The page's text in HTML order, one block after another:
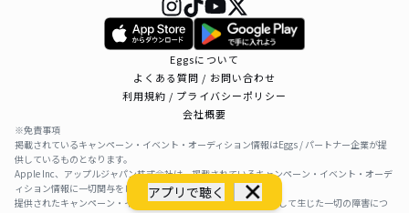
アプリで聴く
Eggsについて
よくある質問 / お問い合わせ
利用規約 / プライバシーポリシー
会社概要
※免責事項
掲載されているキャンペーン・イベント・オーディション情報はEggs / パートナー企業が提
供しているものとなります。
Apple Inc、アップルジャパン株式会社は、掲載されているキャンペーン・イベント・オーデ
ィション情報に一切関与をしておりません。
提供されたキャンペーン・イベント・オーディション情報を利用して生じた一切の障害につ